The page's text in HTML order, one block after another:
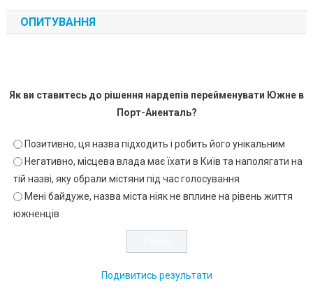
ОПИТУВАННЯ
Як ви ставитесь до рішення нардепів перейменувати Южне в
Порт-Аненталь?
Позитивно, ця назва підходить і робить його унікальним
Негативно, місцева влада має їхати в Київ та наполягати на
тій назві, яку обрали містяни під час голосування
Мені байдуже, назва міста ніяк не вплине на рівень життя
южненців
Подивитись результати